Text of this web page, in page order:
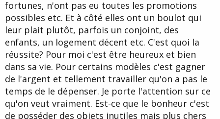
fortunes, n'ont pas eu toutes les promotions
possibles etc. Et à côté elles ont un boulot qui
leur plait plutôt, parfois un conjoint, des
enfants, un logement décent etc. C'est quoi la
réussite? Pour moi c'est être heureux et bien
dans sa vie. Pour certains modèles c'est gagner
de l'argent et tellement travailler qu'on a pas le
temps de le dépenser. Je porte l'attention sur ce
qu'on veut vraiment. Est-ce que le bonheur c'est
de posséder des objets inutiles mais plus chers